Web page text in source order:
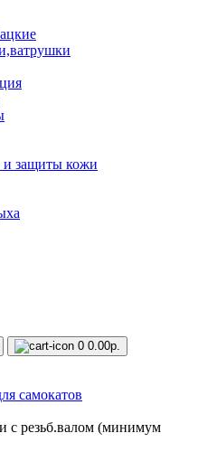
и защиты кожи
0 0.00р.
самокатов
с резьб.валом (минимум